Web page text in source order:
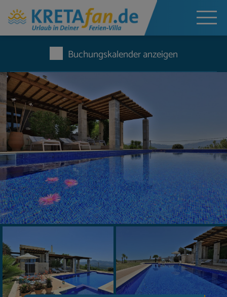
Buchungskalender anzeigen
Jetzt unverbindlich anfragen